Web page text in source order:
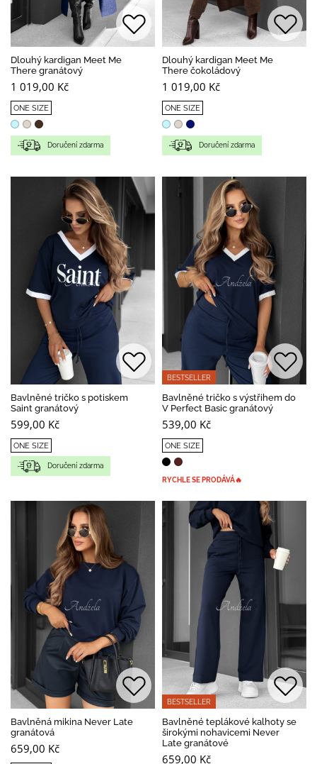
Dlouhý kardigan Meet Me
There granátový
1 019,00 Kč
ONE SIZE
Doručení zdarma
Dlouhý kardigan Meet Me
There čokoládový
1 019,00 Kč
ONE SIZE
Doručení zdarma
Bavlněné tričko s potiskem
Saint granátový
599,00 Kč
ONE SIZE
Doručení zdarma
BESTSELLER
Bavlněné tričko s výstřihem do
V Perfect Basic granátový
539,00 Kč
ONE SIZE
RYCHLE SE PRODÁVÁ🔥
Bavlněná mikina Never Late
granátová
659,00 Kč
BESTSELLER
Bavlněné teplákové kalhoty se
širokými nohavicemi Never
Late granátové
659,00 Kč